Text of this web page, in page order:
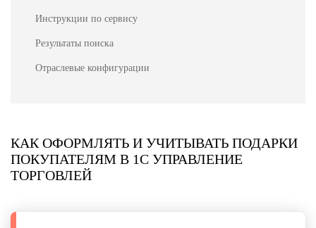
Инструкции по сервису
Результаты поиска
Отраслевые конфигурации
КАК ОФОРМЛЯТЬ И УЧИТЫВАТЬ ПОДАРКИ
ПОКУПАТЕЛЯМ В 1С УПРАВЛЕНИЕ
ТОРГОВЛЕЙ